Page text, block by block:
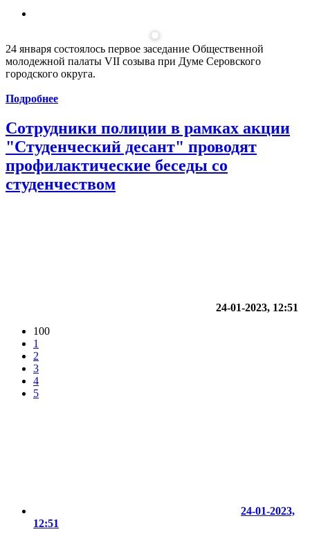
24 января состоялось первое заседание Общественной
молодежной палаты VII созыва при Думе Серовского
городского округа.
Подробнее
Сотрудники полиции в рамках акции
"Студенческий десант" проводят
профилактические беседы со
студенчеством
24-01-2023, 12:51
100
1
2
3
4
5
24-01-2023,
12:51